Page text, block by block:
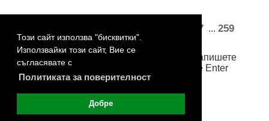
Този сайт използва "бисквитки".
Използвайки този сайт, Вие се
съгласявате с
Политиката за поверителност
Добре
17 ... 259
260 261 262
За достъп до произволна страница, запишете
номера й в бялото поле и натиснете Enter